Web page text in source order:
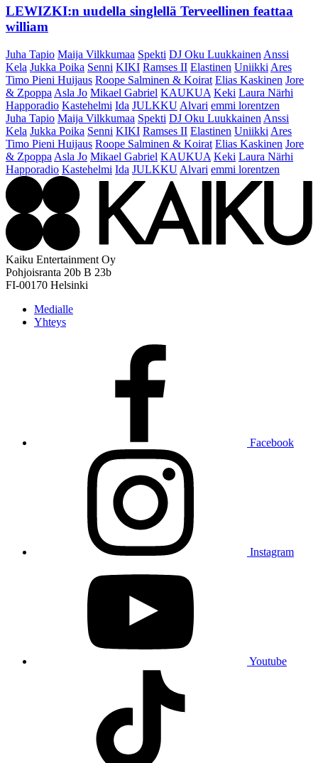
LEWIZKI:n uudella singlellä Terveellinen feattaa
william
Juha Tapio Maija Vilkkumaa Spekti DJ Oku Luukkainen Anssi
Kela Jukka Poika Senni KIKI Ramses II Elastinen Uniikki Ares
Timo Pieni Huijaus Roope Salminen & Koirat Elias Kaskinen Jore
& Zpoppa Asla Jo Mikael Gabriel KAUKUA Keki Laura Närhi
Happoradio Kastehelmi Ida JULKKU Alvari emmi lorentzen
Juha Tapio Maija Vilkkumaa Spekti DJ Oku Luukkainen Anssi
Kela Jukka Poika Senni KIKI Ramses II Elastinen Uniikki Ares
Timo Pieni Huijaus Roope Salminen & Koirat Elias Kaskinen Jore
& Zpoppa Asla Jo Mikael Gabriel KAUKUA Keki Laura Närhi
Happoradio Kastehelmi Ida JULKKU Alvari emmi lorentzen
Kaiku Entertainment Oy
Pohjoisranta 20b B 23b
FI-00170 Helsinki
Medialle
Yhteys
Facebook
Instagram
Youtube